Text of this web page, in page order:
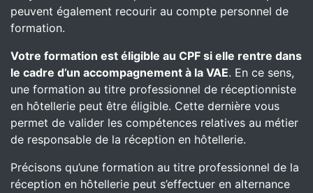
peuvent également recourir au compte personnel de
formation.
Votre formation est éligible au CPF si elle rentre dans
le cadre d’un accompagnement à la VAE. En ce sens,
une formation au titre professionnel de réceptionniste
en hôtellerie peut être éligible. Cette dernière vous
permet de valider les compétences relatives au métier
de responsable de la réception en hôtellerie.
Précisons qu’une formation au titre professionnel de la
réception en hôtellerie peut s’effectuer en alternance